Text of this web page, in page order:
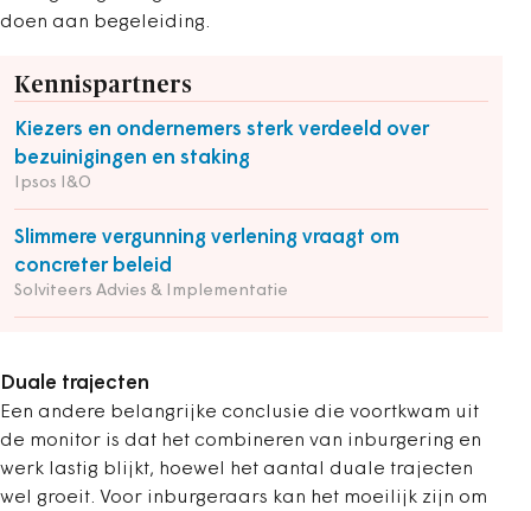
doen aan begeleiding.
Kennispartners
Kiezers en ondernemers sterk verdeeld over
bezuinigingen en staking
Ipsos I&O
Slimmere vergunning verlening vraagt om
concreter beleid
Solviteers Advies & Implementatie
Duale trajecten
Een andere belangrijke conclusie die voortkwam uit
de monitor is dat het combineren van inburgering en
werk lastig blijkt, hoewel het aantal duale trajecten
wel groeit. Voor inburgeraars kan het moeilijk zijn om